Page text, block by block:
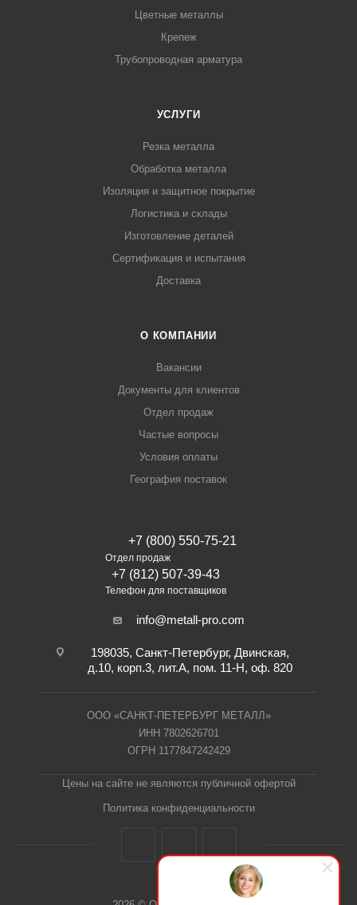
Цветные металлы
Крепеж
Трубопроводная арматура
УСЛУГИ
Резка металла
Обработка металла
Изоляция и защитное покрытие
Логистика и склады
Изготовление деталей
Сертификация и испытания
Доставка
О КОМПАНИИ
Вакансии
Документы для клиентов
Отдел продаж
Частые вопросы
Условия оплаты
География поставок
+7 (800) 550-75-21
Отдел продаж
+7 (812) 507-39-43
Телефон для поставщиков
info@metall-pro.com
198035, Санкт-Петербург, Двинская,
д.10, корп.3, лит.А, пом. 11-Н, оф. 820
ООО «САНКТ-ПЕТЕРБУРГ МЕТАЛЛ»
ИНН 7802626701
ОГРН 1177847242429
Цены на сайте не являются публичной офертой
Политика конфиденциальности